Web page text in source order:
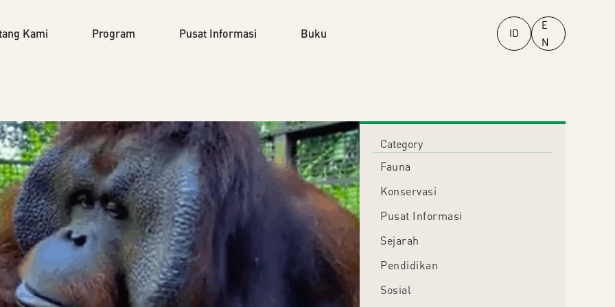
Kami Program Pusat Informasi Buku ID
E
N
Category
Fauna
Konservasi
Pusat Informasi
Sejarah
Pendidikan
Sosial